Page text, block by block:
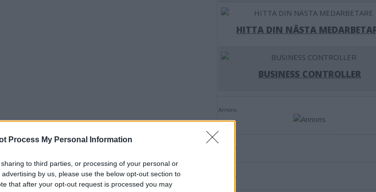
Process My Personal Information
to third parties, or processing of your personal or
by us, please use the below opt-out section to
that after your opt-out request is processed you may
HITTA DIN NÄSTA
BUSINESS CONTROLLER
Annons:
Annons:
Annons: